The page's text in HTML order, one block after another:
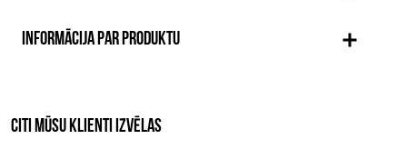
INFORMĀCIJA PAR PRODUKTU
CITI MŪSU KLIENTI IZVĒLAS